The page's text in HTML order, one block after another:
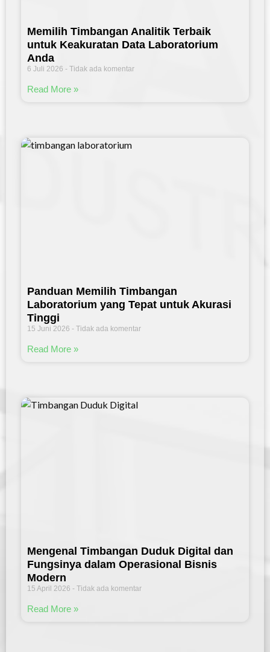
Memilih Timbangan Analitik Terbaik
untuk Keakuratan Data Laboratorium
Anda
6 Juli 2026 Tidak ada komentar
Read More »
Panduan Memilih Timbangan
Laboratorium yang Tepat untuk Akurasi
Tinggi
15 Juni 2026 Tidak ada komentar
Read More »
Mengenal Timbangan Duduk Digital dan
Fungsinya dalam Operasional Bisnis
Modern
15 April 2026 Tidak ada komentar
Read More »